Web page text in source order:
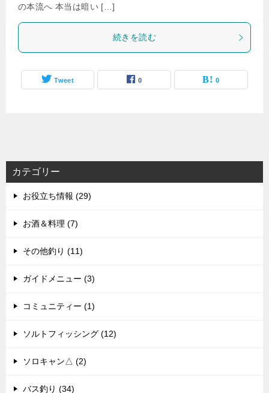
の本流へ 本当は暗い […]
続きを読む
Tweet 0 0
カテゴリー
お役立ち情報 (29)
お酒＆料理 (7)
その他釣り (11)
ガイドメニュー (3)
コミュニティー (1)
ソルトフィッシング (12)
ソロキャン△ (2)
バス釣り (34)